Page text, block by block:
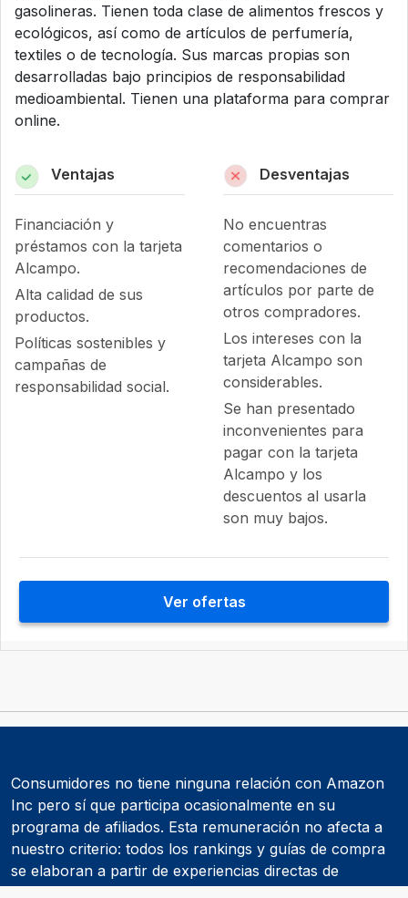
gasolineras. Tienen toda clase de alimentos frescos y
ecológicos, así como de artículos de perfumería,
textiles o de tecnología. Sus marcas propias son
desarrolladas bajo principios de responsabilidad
medioambiental. Tienen una plataforma para comprar
online.
Ventajas
Financiación y
préstamos con la tarjeta
Alcampo.
Alta calidad de sus
productos.
Políticas sostenibles y
campañas de
responsabilidad social.
Desventajas
No encuentras
comentarios o
recomendaciones de
artículos por parte de
otros compradores.
Los intereses con la
tarjeta Alcampo son
considerables.
Se han presentado
inconvenientes para
pagar con la tarjeta
Alcampo y los
descuentos al usarla
son muy bajos.
Ver ofertas
Consumidores no tiene ninguna relación con Amazon
Inc pero sí que participa ocasionalmente en su
programa de afiliados. Esta remuneración no afecta a
nuestro criterio: todos los rankings y guías de compra
se elaboran a partir de experiencias directas de